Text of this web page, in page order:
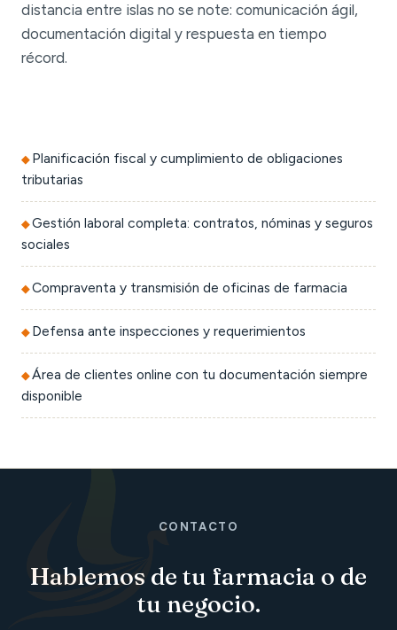
distancia entre islas no se note: comunicación ágil,
documentación digital y respuesta en tiempo
récord.
Planificación fiscal y cumplimiento de obligaciones
tributarias
Gestión laboral completa: contratos, nóminas y seguros
sociales
Compraventa y transmisión de oficinas de farmacia
Defensa ante inspecciones y requerimientos
Área de clientes online con tu documentación siempre
disponible
CONTACTO
Hablemos de tu farmacia o de
tu negocio.